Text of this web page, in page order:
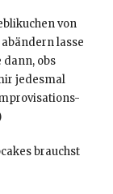
von
lasse
dann, obs
jedesmal
brauchst